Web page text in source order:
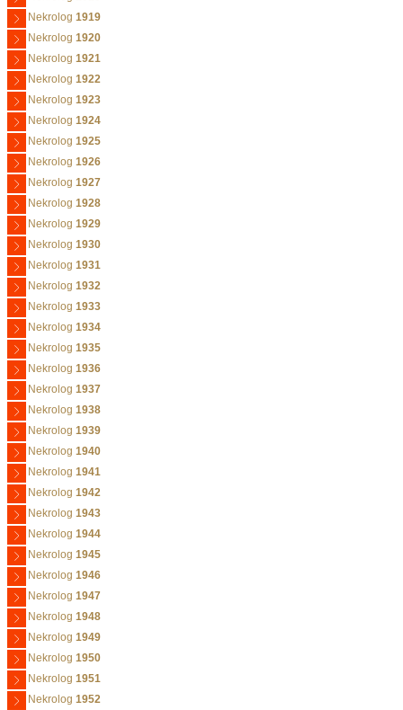
Nekrolog 1919
Nekrolog 1920
Nekrolog 1921
Nekrolog 1922
Nekrolog 1923
Nekrolog 1924
Nekrolog 1925
Nekrolog 1926
Nekrolog 1927
Nekrolog 1928
Nekrolog 1929
Nekrolog 1930
Nekrolog 1931
Nekrolog 1932
Nekrolog 1933
Nekrolog 1934
Nekrolog 1935
Nekrolog 1936
Nekrolog 1937
Nekrolog 1938
Nekrolog 1939
Nekrolog 1940
Nekrolog 1941
Nekrolog 1942
Nekrolog 1943
Nekrolog 1944
Nekrolog 1945
Nekrolog 1946
Nekrolog 1947
Nekrolog 1948
Nekrolog 1949
Nekrolog 1950
Nekrolog 1951
Nekrolog 1952